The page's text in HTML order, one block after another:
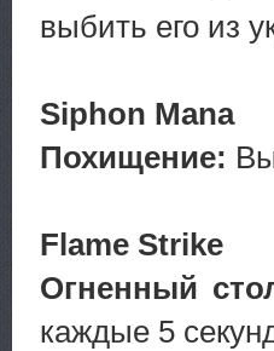
выбить его из
Siphon Mana
Похищение:
Flame Strike
Огненный
каждые 5